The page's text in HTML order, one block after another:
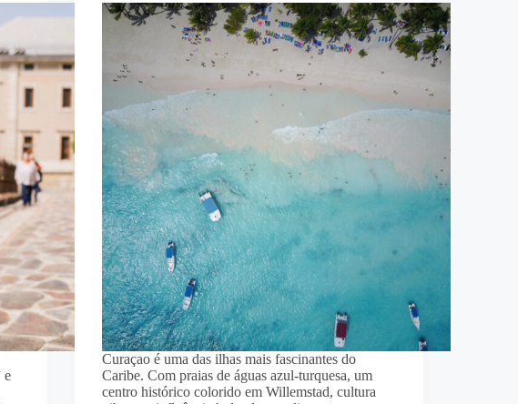
e
Curaçao é uma das ilhas mais fascinantes do
Caribe. Com praias de águas azul-turquesa, um
centro histórico colorido em Willemstad, cultura